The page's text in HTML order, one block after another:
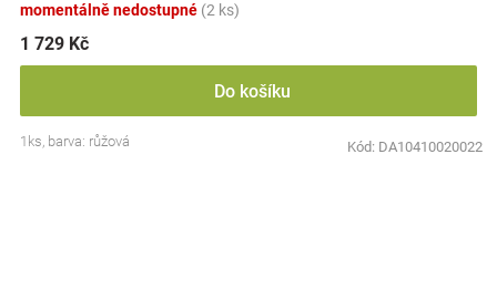
momentálně nedostupné (2 ks)
1 729 Kč
Do košíku
1ks, barva: růžová Kód: DA10410020022